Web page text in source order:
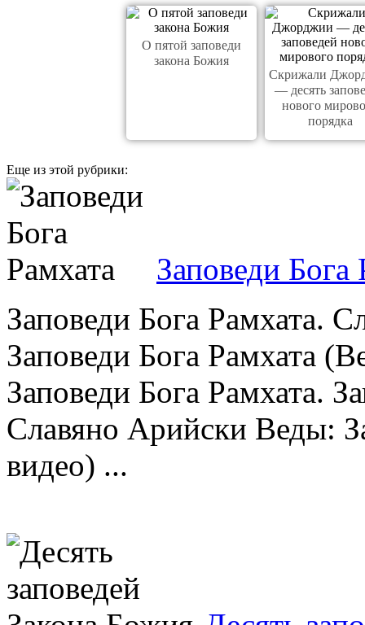
О пятой заповеди
закона Божия
Скрижали
— десять
нового
порядка
Еще из этой рубрики:
Заповеди Бога
Заповеди Бога Рамхата.
Заповеди Бога Рамхата
Заповеди Бога Рамхата.
Славяно Арийски Веды:
видео) ...